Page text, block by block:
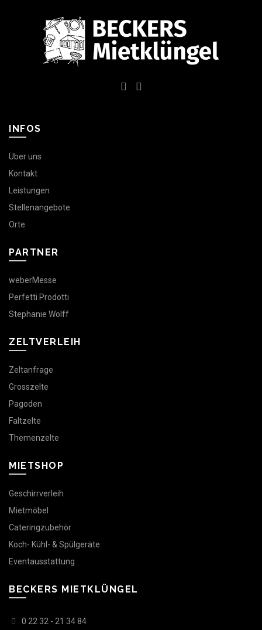
INFOS
Über uns
Kontakt
Leistungen
Stellenangebote
Orte
PARTNER
weberMesse
Perfetti Prodotti
Stephanie Wolff
ZELTVERLEIH
Zeltanfrage
Grosszelte
Pagoden
Faltzelte
Themenzelte
MIETSHOP
Geschirrverleih
Mietmöbel
Cateringzubehör
Koch- Kühl- & Spülgeräte
Eventausstattung
BECKERS MIETKLÜNGEL
0 22 32 - 21 34 84